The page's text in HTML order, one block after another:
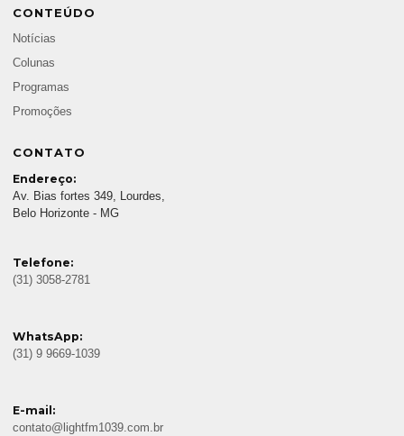
CONTEÚDO
Notícias
Colunas
Programas
Promoções
CONTATO
Endereço:
Av. Bias fortes 349, Lourdes,
Belo Horizonte - MG
Telefone:
(31) 3058-2781
WhatsApp:
(31) 9 9669-1039
E-mail:
contato@lightfm1039.com.br